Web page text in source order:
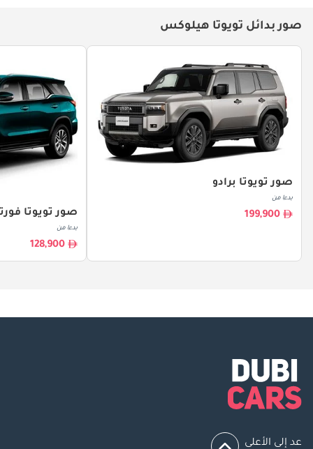
صور بدائل تويوتا هيلوكس
صور تويوتا برادو
بدءا من
199,900 صور تويوتا
بدءا من
128,900
عد إلى الأعلى